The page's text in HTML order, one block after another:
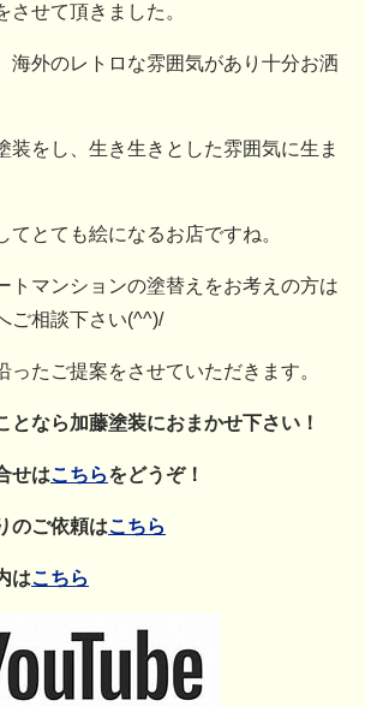
させて頂きました。
海外のレトロな雰囲気があり十分お洒
装をし、生き生きとした雰囲気に生ま
てとても絵になるお店ですね。
トマンションの塗替えをお考えの方は
ご相談下さい(^^)/
ったご提案をさせていただきます。
となら加藤塗装におまかせ下さい！
せはこちらをどうぞ！
のご依頼はこちら
はこちら